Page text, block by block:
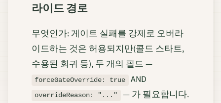
라이드 경로
무엇인가: 게이트 실패를 강제로 오버라
이드하는 것은 허용되지만(콜드 스타트,
수용된 회귀 등), 두 개의 필드 —
forceGateOverride: true AND
overrideReason: "..."
— 가 필요합니다.